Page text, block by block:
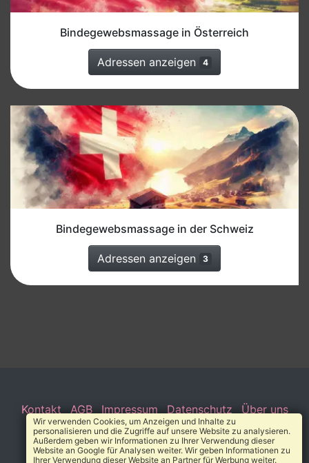
Bindegewebsmassage in Österreich
Adressen anzeigen 4
Bindegewebsmassage in der Schweiz
Adressen anzeigen 3
Kontakt AGB Impressum Datenschutz
Über uns
© 2010-2026 Heilverzeichnis®
Wir verwenden Cookies, um Anzeigen und Inhalte zu
personalisieren und die Zugriffe auf unsere Website zu analysieren.
Außerdem geben wir Informationen zu Ihrer Verwendung dieser
Website an Google für Analysen weiter. Wir geben Informationen zu
Ihrer Verwendung dieser Website an Partner für Werbung weiter.